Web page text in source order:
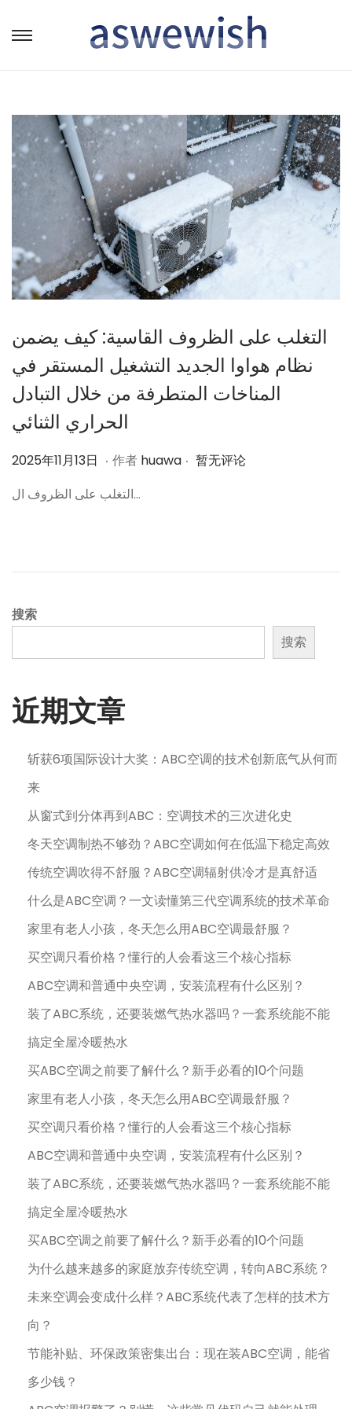
转
航
跳
容
التغلب على الظروف القاسية: كيف يضمن
نظام هواوا الجديد التشغيل المستقر في
المناخات المتطرفة من خلال التبادل
الحراري الثنائي
作
2025年11月13日 2
2
3
. 作者 huawa . 暂无评论
التغلب على الظروف ال…
搜索
搜索
近期文章
斩获6项国际设计大奖：ABC空调的技术创新底气从何而
来
从窗式到分体再到ABC：空调技术的三次进化史
冬天空调制热不够劲？ABC空调如何在低温下稳定高效
传统空调吹得不舒服？ABC空调辐射供冷才是真舒适
什么是ABC空调？一文读懂第三代空调系统的技术革命
家里有老人小孩，冬天怎么用ABC空调最舒服？
买空调只看价格？懂行的人会看这三个核心指标
ABC空调和普通中央空调，安装流程有什么区别？
装了ABC系统，还要装燃气热水器吗？一套系统能不能
搞定全屋冷暖热水
买ABC空调之前要了解什么？新手必看的10个问题
家里有老人小孩，冬天怎么用ABC空调最舒服？
买空调只看价格？懂行的人会看这三个核心指标
ABC空调和普通中央空调，安装流程有什么区别？
装了ABC系统，还要装燃气热水器吗？一套系统能不能
搞定全屋冷暖热水
买ABC空调之前要了解什么？新手必看的10个问题
为什么越来越多的家庭放弃传统空调，转向ABC系统？
未来空调会变成什么样？ABC系统代表了怎样的技术方
向？
节能补贴、环保政策密集出台：现在装ABC空调，能省
多少钱？